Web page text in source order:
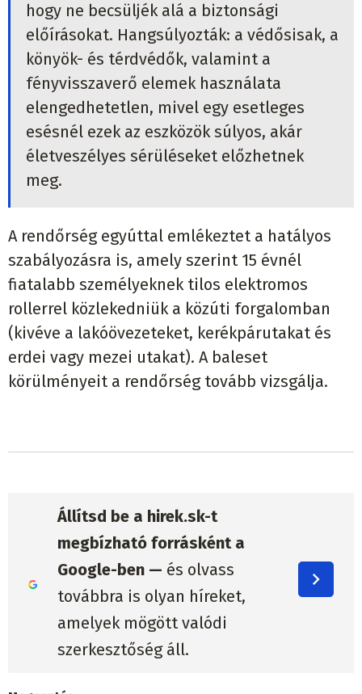
hogy ne becsüljék alá a biztonsági
előírásokat. Hangsúlyozták: a védősisak, a
könyök- és térdvédők, valamint a
fényvisszaverő elemek használata
elengedhetetlen, mivel egy esetleges
esésnél ezek az eszközök súlyos, akár
életveszélyes sérüléseket előzhetnek
meg.
A rendőrség egyúttal emlékeztet a hatályos
szabályozásra is, amely szerint 15 évnél
fiatalabb személyeknek tilos elektromos
rollerrel közlekedniük a közúti forgalomban
(kivéve a lakóövezeteket, kerékpárutakat és
erdei vagy mezei utakat). A baleset
körülményeit a rendőrség tovább vizsgálja.
Állítsd be a hirek.sk-t
megbízható forrásként a
Google-ben — és olvass
továbbra is olyan híreket,
amelyek mögött valódi
szerkesztőség áll.